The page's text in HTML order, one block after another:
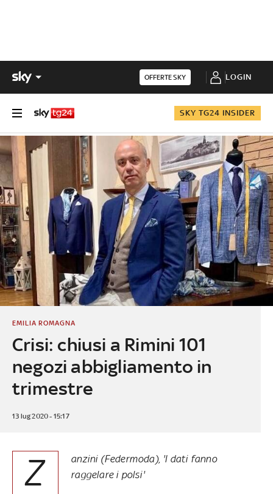
OFFERTE SKY LOGIN
SKY TG24 INSIDER
Crisi: chiusi a Rimini 101
negozi abbigliamento in
trimestre
EMILIA ROMAGNA
13 lug 2020 - 15:17
Z
anzini (Federmoda), 'I dati fanno
raggelare i polsi'